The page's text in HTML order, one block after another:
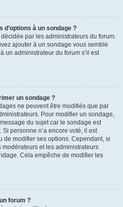
d’options à un sondage ?
par les administrateurs du forum.
ajouter à un sondage vous semble
un administrateur du forum s’il est
un sondage ?
ne peuvent être modifiés que par
Pour modifier un sondage,
du sujet car le sondage est
personne n’a encore voté, il est
modifier ses options. Cependant, si
et les administrateurs
Cela empêche de modifier les
forum ?